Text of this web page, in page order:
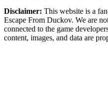
Disclaimer: This website is a
Escape From Duckov. We are
connected to the game
content, images, and data are